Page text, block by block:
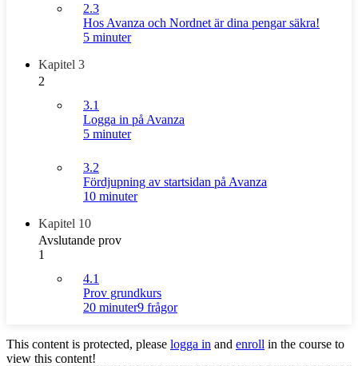
2.3
Hos Avanza och Nordnet är dina pengar säkra!
5 minuter
Kapitel 3
2
3.1
Logga in på Avanza
5 minuter
3.2
Fördjupning av startsidan på Avanza
10 minuter
Kapitel 10
Avslutande prov
1
4.1
Prov grundkurs
20 minuter9 frågor
This content is protected, please logga in and enroll in the course to
view this content!